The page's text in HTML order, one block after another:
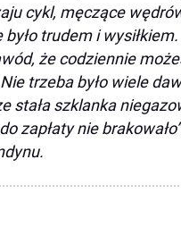
cykl, męczące
trudem i
że codziennie
trzeba było wiele
stała szklanka
zapłaty nie